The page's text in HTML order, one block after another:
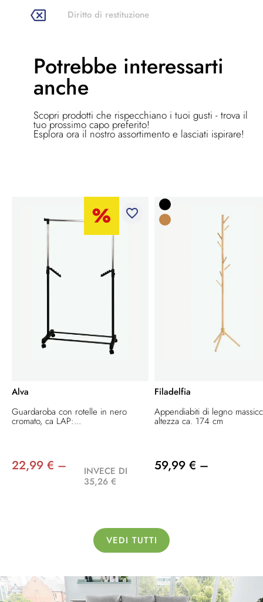
Diritto di restituzione
Potrebbe interessarti
anche
Scopri prodotti che rispecchiano i tuoi gusti - trova il
tuo prossimo capo preferito!
Esplora ora il nostro assortimento e lasciati ispirare!
favorite_border
Alva
Guardaroba con rotelle in nero
cromato, ca LAP:...
22,99 € –
INVECE DI
35,26 €
Filadelfia
Appendiabiti di legno
altezza ca. 174 cm
59,99 € –
VEDI TUTTI